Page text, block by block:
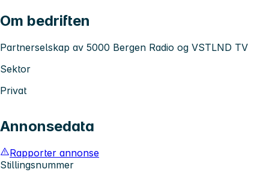
Om bedriften
Partnerselskap av 5000 Bergen Radio og VSTLND TV
Sektor
Privat
Annonsedata
Rapporter annonse
Stillingsnummer